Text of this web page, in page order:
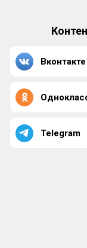
Вконтакте
Telegram